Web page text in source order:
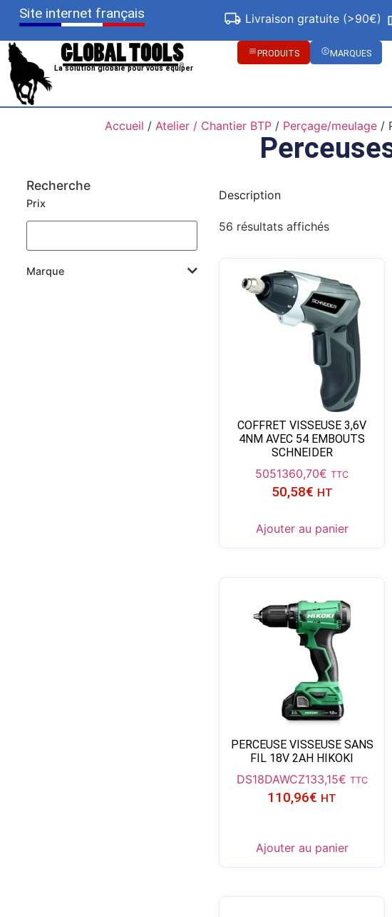
Site internet français Livraison gratuite (>90€)
La solution globale pour vous équiper
PRODUITS MARQUES
Accueil / Atelier / Chantier BTP / Perçage/meulage /
Recherche
Prix
Marque
Description
56 résultats affichés
COFFRET VISSEUSE 3,6V
4NM AVEC 54 EMBOUTS
SCHNEIDER
5051360,70€ TTC
50,58€ HT
Ajouter au panier
PERCEUSE VISSEUSE SANS
FIL 18V 2AH HIKOKI
DS18DAWCZ133,15€ TTC
110,96€ HT
Ajouter au panier